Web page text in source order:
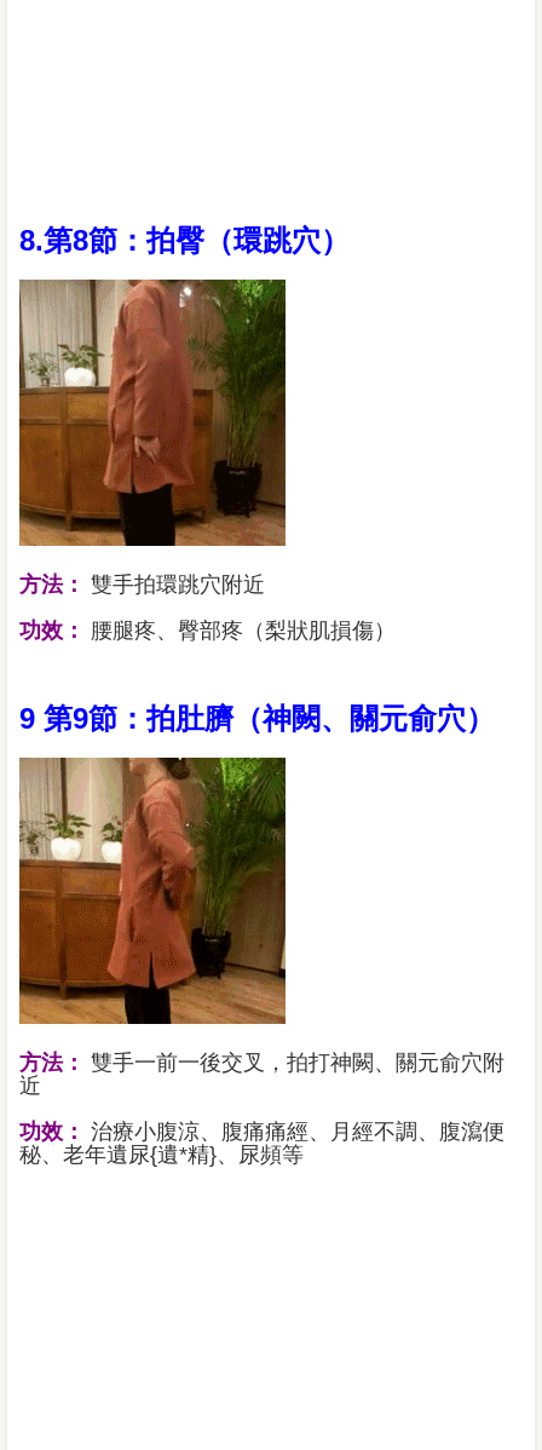
8.第8節：拍臀（環跳穴）
方法： 雙手拍環跳穴附近
功效：
腰腿疼、臀部疼（梨狀肌損傷）
9 第9節：拍肚臍（神闕、關元俞穴）
方法： 雙手一前一後交叉，拍打神闕、關元俞穴附
近
功效： 治療小腹涼、腹痛痛經、月經不調、腹瀉便
秘、老年遺尿{遺*精}、尿頻等